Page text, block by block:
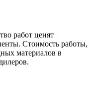
работ ценят
Стоимость работы,
материалов в